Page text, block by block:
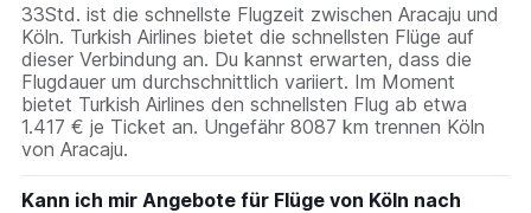
33Std. ist die schnellste Flugzeit zwischen Aracaju und
Köln. Turkish Airlines bietet die schnellsten Flüge auf
dieser Verbindung an. Du kannst erwarten, dass die
Flugdauer um durchschnittlich variiert. Im Moment
bietet Turkish Airlines den schnellsten Flug ab etwa
1.417 € je Ticket an. Ungefähr 8087 km trennen Köln
von Aracaju.
Kann ich mir Angebote für Flüge von Köln nach